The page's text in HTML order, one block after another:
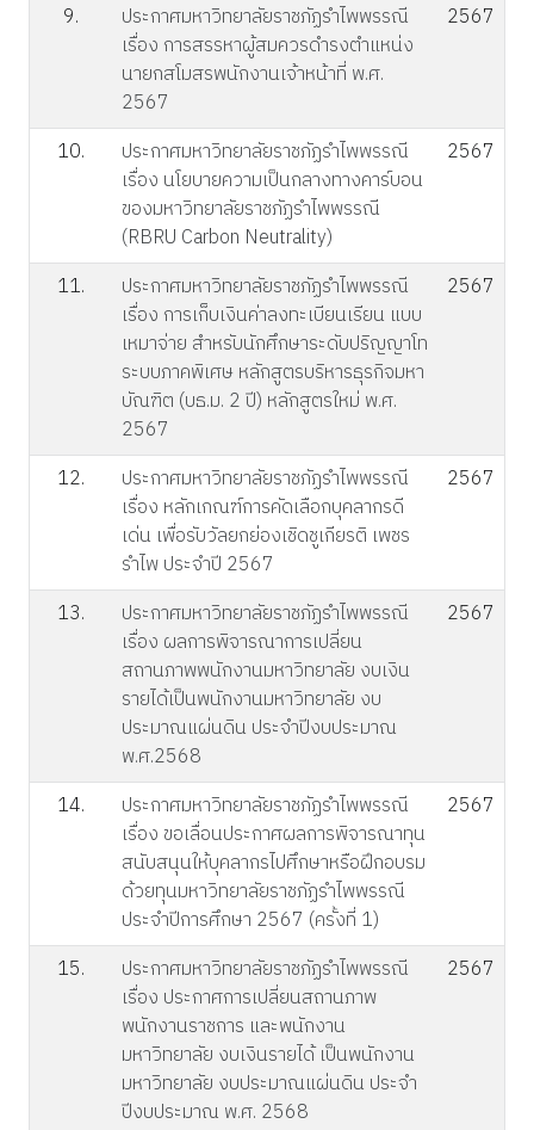
9.
ประกาศมหาวิทยาลัยราชภัฏรำไพพรรณี
เรื่อง การสรรหาผู้สมควรดำรงตำแหน่ง
นายกสโมสรพนักงานเจ้าหน้าที่ พ.ศ.
2567
2567
10.
ประกาศมหาวิทยาลัยราชภัฏรำไพพรรณี
เรื่อง นโยบายความเป็นกลางทางคาร์บอน
ของมหาวิทยาลัยราชภัฏรำไพพรรณี
(RBRU Carbon Neutrality)
2567
11.
ประกาศมหาวิทยาลัยราชภัฏรำไพพรรณี
เรื่อง การเก็บเงินค่าลงทะเบียนเรียน แบบ
เหมาจ่าย สำหรับนักศึกษาระดับปริญญาโท
ระบบภาคพิเศษ หลักสูตรบริหารธุรกิจมหา
บัณฑิต (บธ.ม. 2 ปี) หลักสูตรใหม่ พ.ศ.
2567
2567
12.
ประกาศมหาวิทยาลัยราชภัฏรำไพพรรณี
เรื่อง หลักเกณฑ์การคัดเลือกบุคลากรดี
เด่น เพื่อรับวัลยกย่องเชิดชูเกียรติ เพชร
รำไพ ประจำปี 2567
2567
13.
ประกาศมหาวิทยาลัยราชภัฏรำไพพรรณี
เรื่อง ผลการพิจารณาการเปลี่ยน
สถานภาพพนักงานมหาวิทยาลัย งบเงิน
รายได้เป็นพนักงานมหาวิทยาลัย งบ
ประมาณแผ่นดิน ประจำปีงบประมาณ
พ.ศ.2568
2567
14.
ประกาศมหาวิทยาลัยราชภัฏรำไพพรรณี
เรื่อง ขอเลื่อนประกาศผลการพิจารณาทุน
สนับสนุนให้บุคลากรไปศึกษาหรือฝึกอบรม
ด้วยทุนมหาวิทยาลัยราชภัฏรำไพพรรณี
ประจำปีการศึกษา 2567 (ครั้งที่ 1)
2567
15.
ประกาศมหาวิทยาลัยราชภัฏรำไพพรรณี
เรื่อง ประกาศการเปลี่ยนสถานภาพ
พนักงานราชการ และพนักงาน
มหาวิทยาลัย งบเงินรายได้ เป็นพนักงาน
มหาวิทยาลัย งบประมาณแผ่นดิน ประจำ
ปีงบประมาณ พ.ศ. 2568
2567